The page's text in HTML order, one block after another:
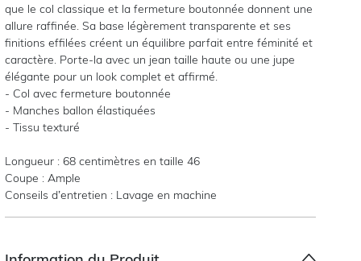
que le col classique et la fermeture boutonnée donnent une
allure raffinée. Sa base légèrement transparente et ses
finitions effilées créent un équilibre parfait entre féminité et
caractère. Porte-la avec un jean taille haute ou une jupe
élégante pour un look complet et affirmé.
- Col avec fermeture boutonnée
- Manches ballon élastiquées
- Tissu texturé
Longueur : 68 centimètres en taille 46
Coupe : Ample
Conseils d’entretien : Lavage en machine